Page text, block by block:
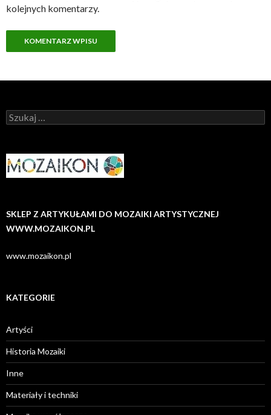
kolejnych komentarzy.
Szukaj:
SKLEP Z ARTYKUŁAMI DO MOZAIKI ARTYSTYCZNEJ
WWW.MOZAIKON.PL
www.mozaikon.pl
KATEGORIE
Artyści
Historia Mozaiki
Inne
Materiały i techniki